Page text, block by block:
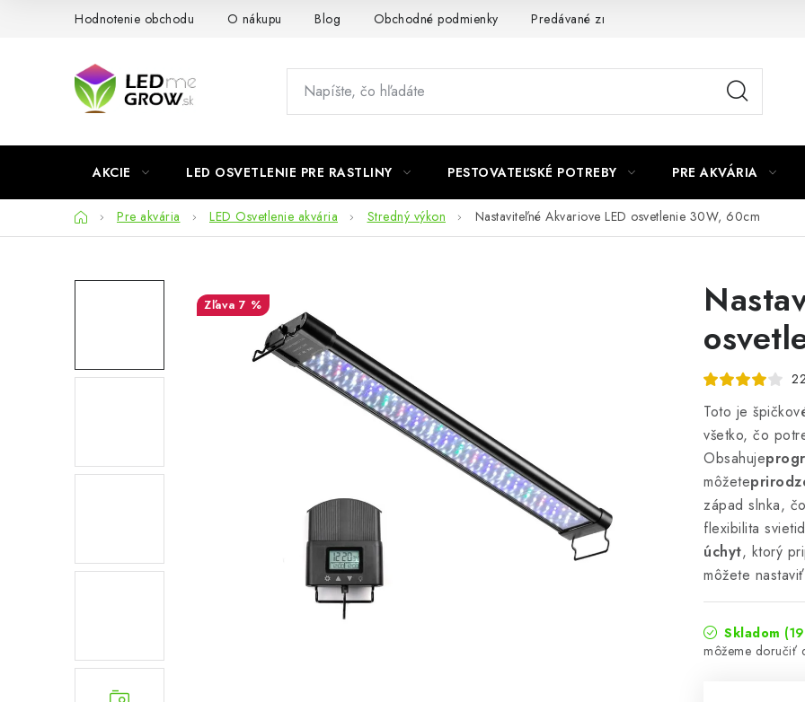
Hodnotenie obchodu O nákupu Blog Obchodné podmienky Predávané značky
AKCIE LED OSVETLENIE PRE RASTLINY PESTOVATEĽSKÉ POTREBY PRE AKVÁRIA
DomovPre akvária LED Osvetlenie akvária Stredný výkon Nastaviteľné Akvariove LED osvetlenie 30W, 60cm
Toto je
všetko, čo
Obsahuje
môžete
západ slnka,
flexibilita
úchyt, ktorý
môžete
Skladom
7 %